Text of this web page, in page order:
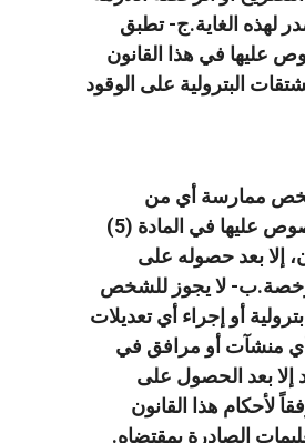
لهذه الغاية.ج- تطبق
عليها في هذا القانون
البترولية على الوقود
ممارسة أي من
الأنشطة المنصوص عليها في المادة (5)
إلا بعد حصوله على
لا يجوز للشخص
أو إجراء أي تعديلات
منشآت أو مرافق في
إلا بعد الحصول على
لأحكام هذا القانون
الصادرة بمقتضاه.